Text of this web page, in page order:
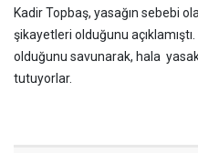
Kadir Topbaş, yasağın sebebi
şikayetleri olduğunu
olduğunu savunarak, hala
tutuyorlar.